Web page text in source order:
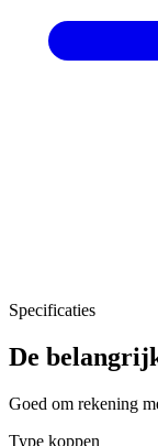
Specificaties
De
Goed om rekening
Type koppen